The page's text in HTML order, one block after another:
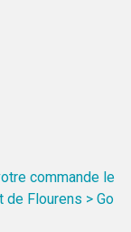
commande le
Flourens > Go